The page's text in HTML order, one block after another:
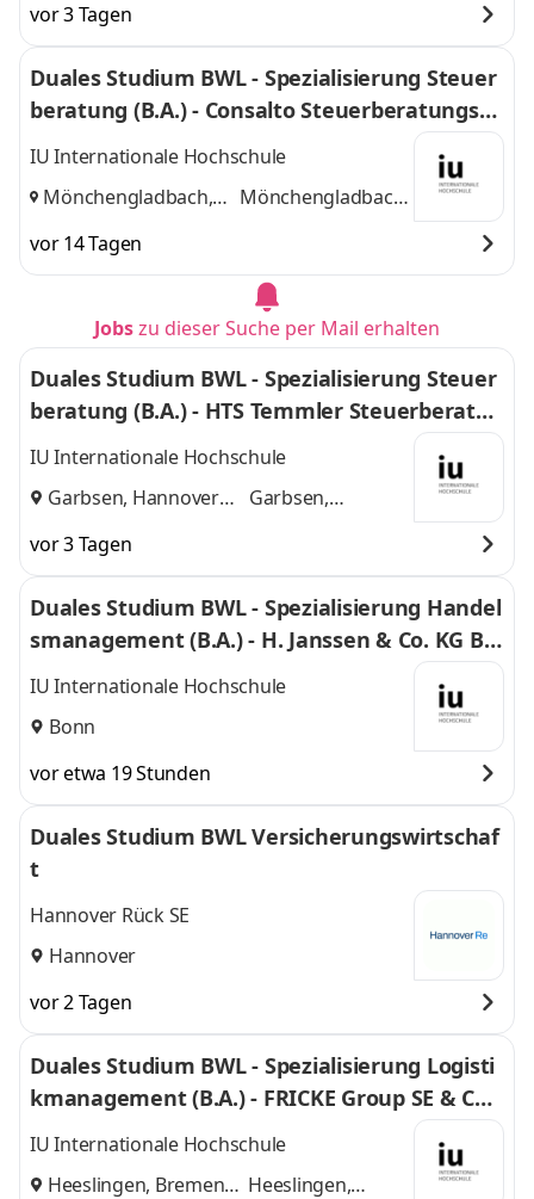
vor 3 Tagen
Duales Studium BWL - Spezialisierung Steuer
beratung (B.A.) - Consalto Steuerberatungsge
sellschaft mbH
IU Internationale Hochschule
Mönchengladbach,
Mönchengladbach,
vor 14 Tagen
Jobszu dieser Suche per Mail erhalten
Duales Studium BWL - Spezialisierung Steuer
beratung (B.A.) - HTS Temmler Steuerberatun
gsgesellschaften mbH
IU Internationale Hochschule
Garbsen, Hannover
Garbsen,
vor 3 Tagen
Duales Studium BWL - Spezialisierung Handel
smanagement (B.A.) - H. Janssen & Co. KG Bo
nn
IU Internationale Hochschule
Bonn
vor etwa 19 Stunden
Duales Studium BWL Versicherungswirtschaf
t
Hannover Rück SE
Hannover
vor 2 Tagen
Duales Studium BWL - Spezialisierung Logisti
kmanagement (B.A.) - FRICKE Group SE & Co.
KG
IU Internationale Hochschule
Heeslingen, Bremen
Heeslingen,